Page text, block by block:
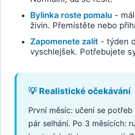
Bylinka roste pomalu-
živin. Přemístěte nebo
Zapomenete zalít- týden
vyschlejšek. Potřebujete
💡 Realistické očekávání
První měsíc: učení se
pár selhání. Po 3 měsících: